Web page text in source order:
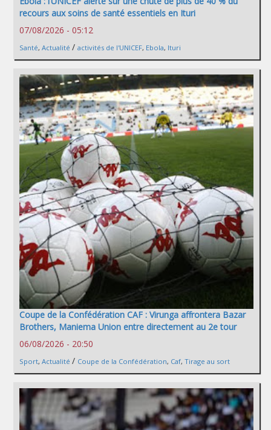
recours aux soins de santé essentiels en Ituri
07/08/2026 - 05:12
Santé, Actualité / activités de l'UNICEF, Ebola, Ituri
Coupe de la Confédération CAF : Virunga affrontera Bazar
Brothers, Maniema Union entre directement au 2e tour
06/08/2026 - 20:50
Sport, Actualité / Coupe de la Confédération, Caf, Tirage au sort